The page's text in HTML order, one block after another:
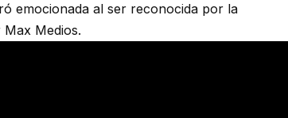
emocionada al ser reconocida por la
Medios.